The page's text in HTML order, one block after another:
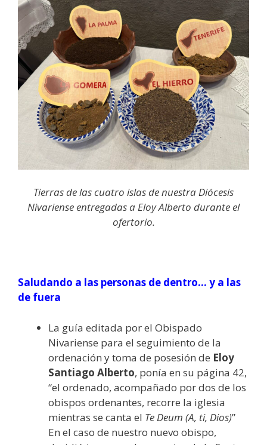
Tierras de las cuatro islas de nuestra Diócesis
Nivariense entregadas a Eloy Alberto durante el
ofertorio.
Saludando a las personas de dentro… y a las
de fuera
La guía editada por el Obispado
Nivariense para el seguimiento de la
ordenación y toma de posesión de Eloy
Santiago Alberto, ponía en su página 42,
“el ordenado, acompañado por dos de los
obispos ordenantes, recorre la iglesia
mientras se canta el Te Deum (A, ti, Dios)”
En el caso de nuestro nuevo obispo,